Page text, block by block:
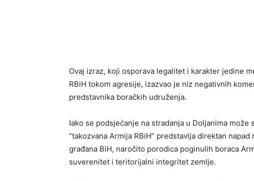
Ovaj izraz, koji osporava legalitet i karakter jedine
RBiH tokom agresije, izazvao je niz negativnih
predstavnika boračkih udruženja.
Iako se podsjećanje na stradanja u Doljanima
“takozvana Armija RBiH” predstavlja direktan
građana BiH, naročito porodica poginulih boraca
suverenitet i teritorijalni integritet zemlje.